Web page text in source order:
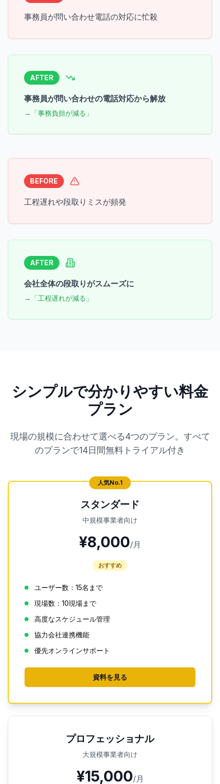
事務員が問い合わせ電話の対応に忙殺
AFTER
事務員が問い合わせの電話対応から解放
→「事務負担が減る」
BEFORE
工程遅れや段取りミスが頻発
AFTER
会社全体の段取りがスムーズに
→「工程遅れが減る」
シンプルで分かりやすい料金
プラン
現場の規模に合わせて選べる4つのプラン。すべて
のプランで14日間無料トライアル付き
人気No.1
スタンダード
中規模事業者向け
¥8,000/月
おすすめ
ユーザー数：15名まで
現場数：10現場まで
高度なスケジュール管理
協力会社連携機能
優先オンラインサポート
資料を見る
プロフェッショナル
大規模事業者向け
¥15,000/月